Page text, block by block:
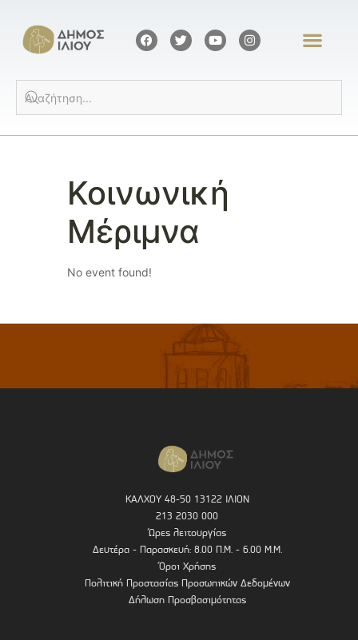
Κοινωνική
Μέριμνα
No event found!
ΚΑΛΧΟΥ 48-50 13122 ΙΛΙΟΝ
213 2030 000
Ώρες λειτουργίας
Δευτέρα - Παρασκευή: 8.00 Π.Μ. - 6.00 Μ.Μ.
Όροι Χρήσης
Πολιτική Προστασίας Προσωπικών Δεδομένων
Δήλωση Προσβασιμότητας